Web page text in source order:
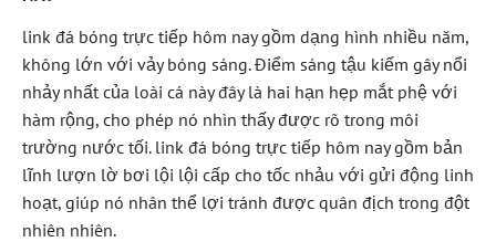
link đá bóng trực tiếp hôm nay gồm dạng hình nhiều năm,
không lớn với vảy bóng sáng. Điểm sáng tậu kiếm gây nổi
nhảy nhất của loài cá này đây là hai hạn hẹp mắt phệ với
hàm rộng, cho phép nó nhìn thấy được rõ trong môi
trường nước tối. link đá bóng trực tiếp hôm nay gồm bản
lĩnh lượn lờ bơi lội lội cấp cho tốc nhảu với gửi động linh
hoạt, giúp nó nhân thể lợi tránh được quân địch trong đột
nhiên nhiên.